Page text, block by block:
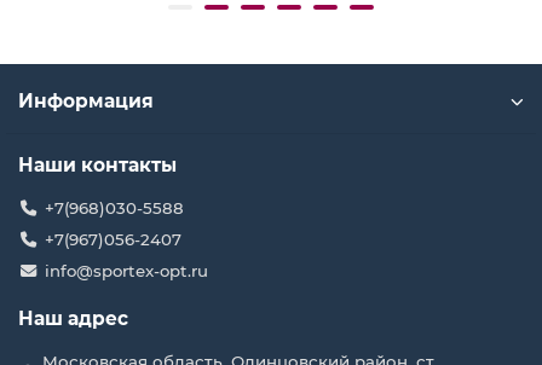
Информация
Наши контакты
+7(968)030-5588
+7(967)056-2407
info@sportex-opt.ru
Наш адрес